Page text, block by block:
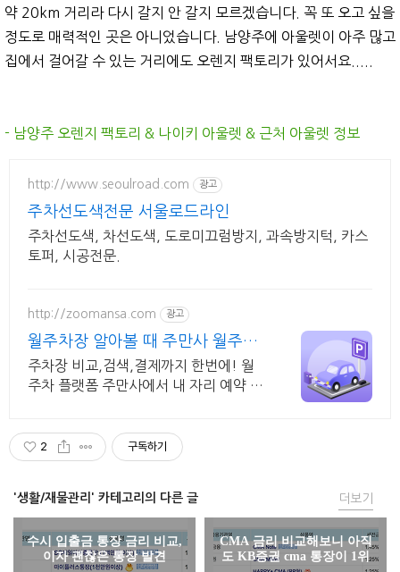
약 20km 거리라 다시 갈지 안 갈지 모르겠습니다. 꼭 또 오고 싶을
정도로 매력적인 곳은 아니었습니다. 남양주에 아울렛이 아주 많고
집에서 걸어갈 수 있는 거리에도 오렌지 팩토리가 있어서요.....
- 남양주 오렌지 팩토리 & 나이키 아울렛 & 근처 아울렛 정보
http://www.seoulroad.com 광고
주차선도색전문 서울로드라인
주차선도색, 차선도색, 도로미끄럼방지, 과속방지턱, 카스
토퍼, 시공전문.
http://zoomansa.com 광고
월주차장 알아볼 때 주만사 월주차
장 검색부터 예약까지
주차장 비교,검색,결제까지 한번에! 월
주차 플랫폼 주만사에서 내 자리 예약 수
2 구독하기
'생활/재물관리' 카테고리의 다른 글
수시 입출금 통장 금리 비교,
이자 괜찮은 통장 발견
CMA 금리 비교해보니 아직
도 KB증권 cma 통장이 1위
더보기